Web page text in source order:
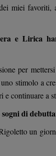
miei favoriti,
e Lirica
per
stimolo a
continuare a
di
un